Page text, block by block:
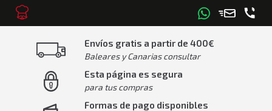
Envíos gratis a partir de 400€
Baleares y Canarias consultar
Esta página es segura
para tus compras
Formas de pago disponibles